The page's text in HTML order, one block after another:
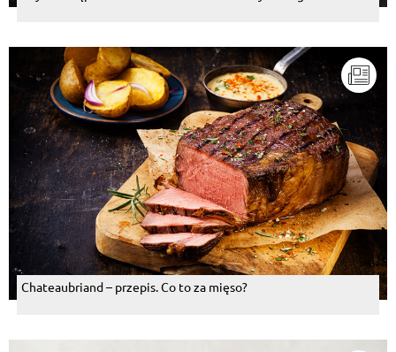
Chateaubriand – przepis. Co to za mięso?